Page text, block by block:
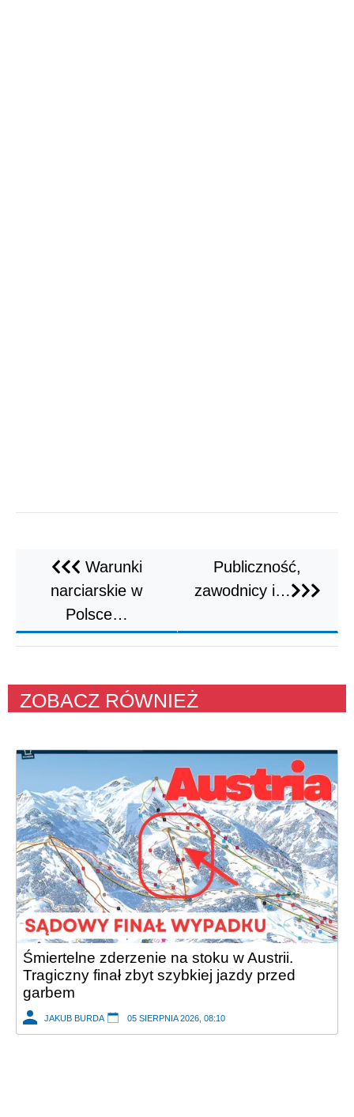
Warunki
narciarskie w
Polsce…
Publiczność,
zawodnicy i…
ZOBACZ RÓWNIEŻ
Śmiertelne zderzenie na stoku w Austrii.
Tragiczny finał zbyt szybkiej jazdy przed
garbem
JAKUB BURDA 05 SIERPNIA 2026, 08:10